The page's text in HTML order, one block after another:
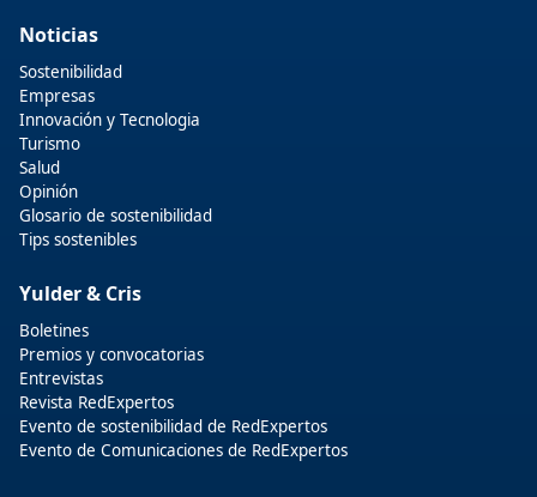
Noticias
Sostenibilidad
Empresas
Innovación y Tecnologia
Turismo
Salud
Opinión
Glosario de sostenibilidad
Tips sostenibles
Yulder & Cris
Boletines
Premios y convocatorias
Entrevistas
Revista RedExpertos
Evento de sostenibilidad de RedExpertos
Evento de Comunicaciones de RedExpertos